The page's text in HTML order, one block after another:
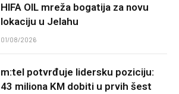
HIFA OIL mreža bogatija za novu
lokaciju u Jelahu
01/08/2026
m:tel potvrđuje lidersku poziciju:
43 miliona KM dobiti u prvih šest